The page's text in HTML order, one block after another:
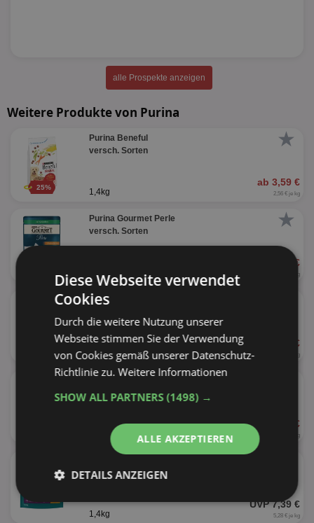
alle Prospekte anzeigen
Weitere Produkte von Purina
★
25%
Purina Beneful
versch. Sorten
ab 3,59 €
1,4kg 2,56 € je kg
★
Purina Gourmet Perle
versch. Sorten
ab 0,39 €
4,59 € je kg
Purina One Nassfutter
ab 0,95 €
85g 11,18 € je kg
versch. Sorten
ab 2,79 €
3,72 € je kg
versch. Sorten
UVP 7,39 €
1,4kg 5,28 € je kg
Diese Webseite verwendet
Cookies
Durch die weitere Nutzung unserer
Webseite stimmen Sie der Verwendung
von Cookies gemäß unserer Datenschutz-
Richtlinie zu.Weitere Informationen
SHOW ALL PARTNERS(1498) →
ALLE AKZEPTIEREN
DETAILS ANZEIGEN
Unbedingt
erforderlich
Performance